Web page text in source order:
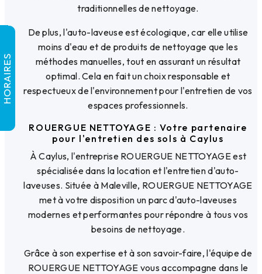
traditionnelles de nettoyage.
De plus, l'auto-laveuse est écologique, car elle utilise
moins d'eau et de produits de nettoyage que les
méthodes manuelles, tout en assurant un résultat
optimal. Cela en fait un choix responsable et
respectueux de l'environnement pour l'entretien de vos
espaces professionnels.
ROUERGUE NETTOYAGE : Votre partenaire
pour l'entretien des sols à Caylus
À Caylus, l'entreprise ROUERGUE NETTOYAGE est
spécialisée dans la location et l'entretien d'auto-
laveuses. Située à Maleville, ROUERGUE NETTOYAGE
met à votre disposition un parc d'auto-laveuses
modernes et performantes pour répondre à tous vos
besoins de nettoyage.
Grâce à son expertise et à son savoir-faire, l'équipe de
ROUERGUE NETTOYAGE vous accompagne dans le
HORAIRES